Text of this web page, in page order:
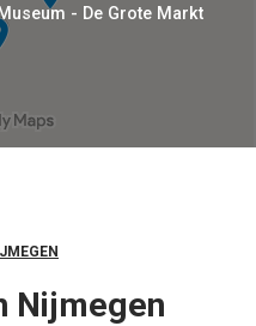
- De Grote Markt
Nijmegen